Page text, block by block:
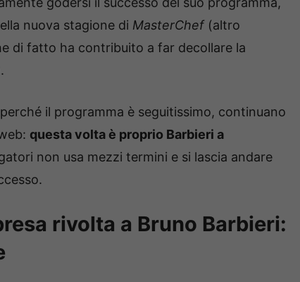
nuova stagione di MasterChef(altro
di fatto ha contribuito a far decollare la
il programma è seguitissimo, continuano
questa volta è proprio Barbieri a
non usa mezzi termini e si lascia andare
rivolta a Bruno Barbieri: